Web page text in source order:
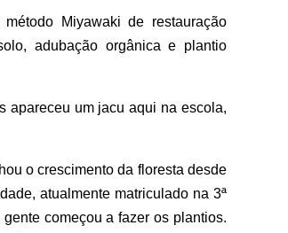
Miyawaki de restauração
adubação orgânica e plantio
apareceu um jacu aqui na escola,
o crescimento da floresta desde
atualmente matriculado na 3ª
começou a fazer os plantios.